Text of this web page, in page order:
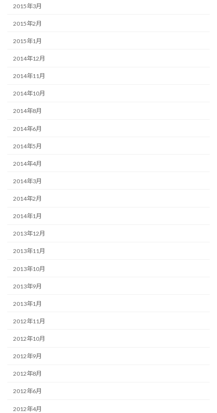
2015年3月
2015年2月
2015年1月
2014年12月
2014年11月
2014年10月
2014年8月
2014年6月
2014年5月
2014年4月
2014年3月
2014年2月
2014年1月
2013年12月
2013年11月
2013年10月
2013年9月
2013年1月
2012年11月
2012年10月
2012年9月
2012年8月
2012年6月
2012年4月